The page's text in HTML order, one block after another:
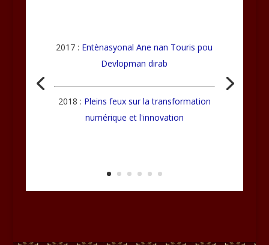
2017 : Entènasyonal Ane nan Touris pou
Devlopman dirab
2018 : Pleins feux sur la transformation
numérique et l'innovation